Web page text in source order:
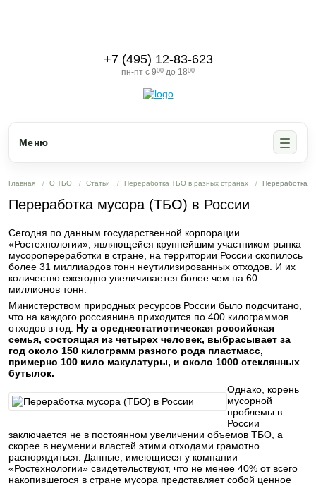
+7 (495) 12-83-623
пн-пт с 900 до 1800
Меню
Главная О ТБО Статьи Переработка ТБО в разных странах Переработка
Переработка мусора (ТБО) в России
Сегодня по данным государственной корпорации
«Ростехнологии», являющейся крупнейшим участником рынка
мусоропереработки в стране, на территории России скопилось
более 31 миллиардов тонн неутилизированных отходов. И их
количество ежегодно увеличивается более чем на 60
миллионов тонн.
Министерством природных ресурсов России было подсчитано,
что на каждого россиянина приходится по 400 килограммов
отходов в год. Ну а среднестатистическая российская
семья, состоящая из четырех человек, выбрасывает за
год около 150 килограмм разного рода пластмасс,
примерно 100 кило макулатуры, и около 1000 стеклянных
бутылок.
Однако, корень
мусорной
проблемы в
России
заключается не в постоянном увеличении объемов ТБО, а
скорее в неумении властей этими отходами грамотно
распорядиться. Данные, имеющиеся у компании
«Ростехнологии» свидетельствуют, что не менее 40% от всего
накопившегося в стране мусора представляет собой ценное